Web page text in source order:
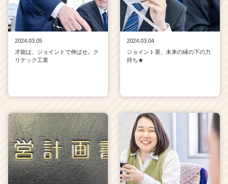
2024.03.05
才能は、ジョイントで伸ばせ。ク
リテック工業
2024.03.04
ジョイント屋、未来の縁の下の力
持ち★